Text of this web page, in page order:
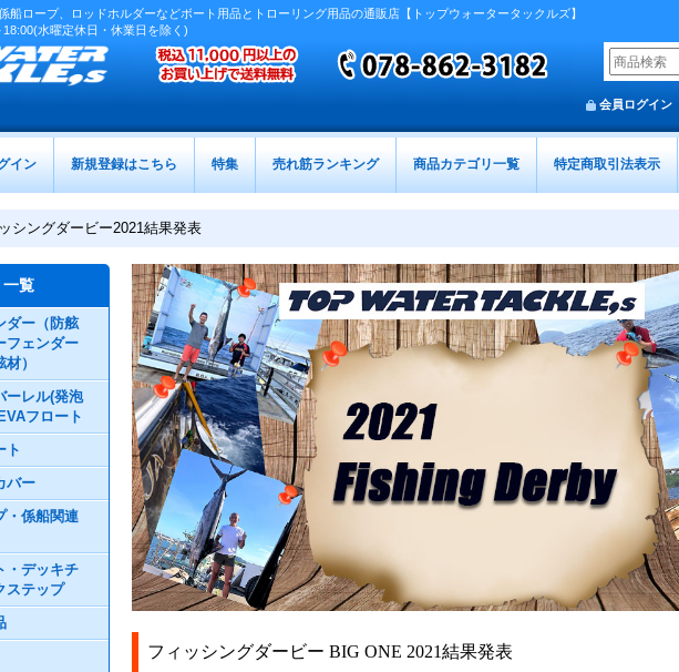
船ロープ、ロッドホルダーなどボート用品とトローリング用品の通販店【トップウォータータックルズ】
18:00(水曜定休日・休業日を除く)
会員ログイン
イン 新規登録はこちら 特集 売れ筋ランキング 商品カテゴリ一覧 特定商取引法表示
シングダービー2021結果発表
一覧
ダー（防舷
フェンダー
）
ーレル(発泡
フロート
ト
バー
・係船関連
・デッキチ
ステップ
フィッシングダービー BIG ONE 2021結果発表